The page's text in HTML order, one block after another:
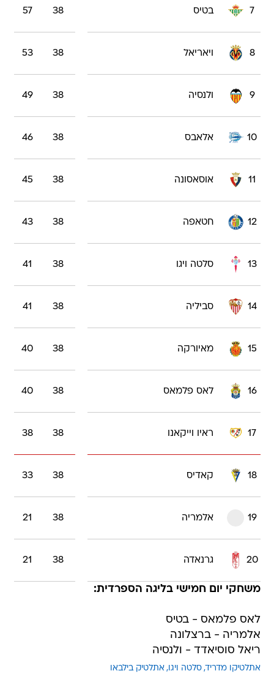
7 בטיס 38
57
8 ויאריאל 38
53
9 ולנסיה 38
49
10 אלאבס 38
46
11 אוסאסונה 38
45
12 חטאפה 38
43
13 סלטה ויגו 38
41
14 סביליה 38
41
15 מאיורקה 38
40
16 לאס פלמאס 38
40
17 ראיו וייקאנו 38
38
18 קאדיס 38
33
19 אלמריה 38
21
20 גרנאדה 38
21
משחקי יום חמישי בליגה הספרדית:
לאס פלמאס - בטיס
אלמריה - ברצלונה
ריאל סוסיאדד - ולנסיה
אתלטיקו מדריד סלטה ויגו אתלטיק בילבאו